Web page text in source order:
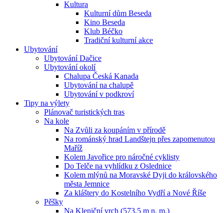
Kultura
Kulturní dům Beseda
Kino Beseda
Klub Béčko
Tradiční kulturní akce
Ubytování
Ubytování Dačice
Ubytování okolí
Chalupa Česká Kanada
Ubytování na chalupě
Ubytování v podkroví
Tipy na výlety
Plánovač turistických tras
Na kole
Na Zvůli za koupáním v přírodě
Na románský hrad Landštejn přes zapomenutou
Maříž
Kolem Javořice pro náročné cyklisty
Do Telče na vyhlídku z Oslednice
Kolem mlýnů na Moravské Dyji do královského
města Jemnice
Za kláštery do Kostelního Vydří a Nové Říše
Pěšky
Na Kleniční vrch (573,5 m n. m.)